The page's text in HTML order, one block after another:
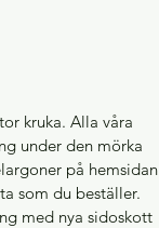
kruka. Alla våra
under den mörka
på hemsidan
som du beställer.
med nya sidoskott